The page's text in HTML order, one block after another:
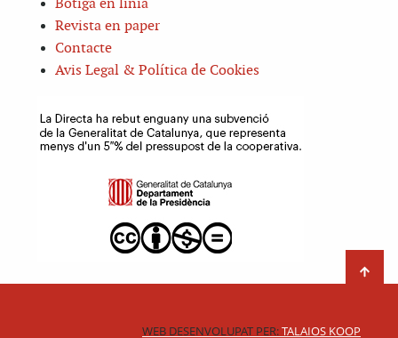
Botiga en línia
Revista en paper
Contacte
Avis Legal & Política de Cookies
WEB DESENVOLUPAT PER:TALAIOS KOOP